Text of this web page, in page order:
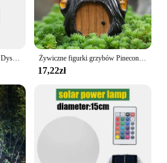
Żywiczne figurki grzybów Pinecone Statuetka domu Akcesoria ogrodowe Mikro element dekoracji krajobrazu Rzeźba ogrodowa Wystrój ogrodu domowego
17,22zł